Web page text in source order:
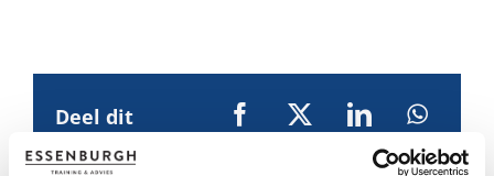
Deel dit
artikel!